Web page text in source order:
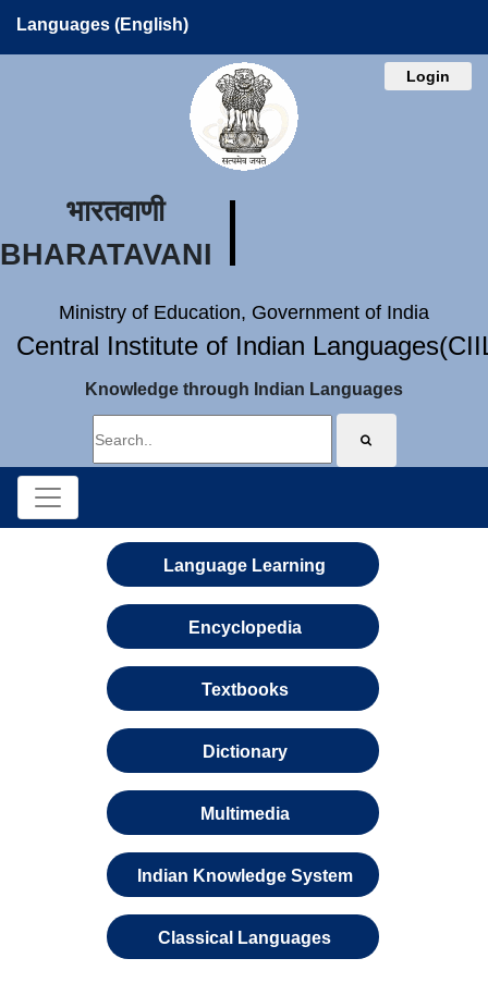
Languages (English)
Login
भारतवाणी
BHARATAVANI
Ministry of Education, Government of India
Central Institute of Indian
Knowledge through Indian Languages
Language Learning
Encyclopedia
Textbooks
Dictionary
Multimedia
Indian Knowledge System
Classical Languages